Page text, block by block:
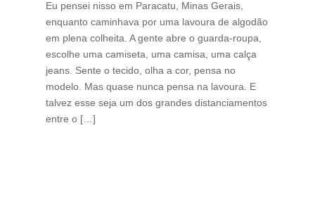
Eu pensei nisso em Paracatu, Minas Gerais,
enquanto caminhava por uma lavoura de algodão
em plena colheita. A gente abre o guarda-roupa,
escolhe uma camiseta, uma camisa, uma calça
jeans. Sente o tecido, olha a cor, pensa no
modelo. Mas quase nunca pensa na lavoura. E
talvez esse seja um dos grandes distanciamentos
entre o […]